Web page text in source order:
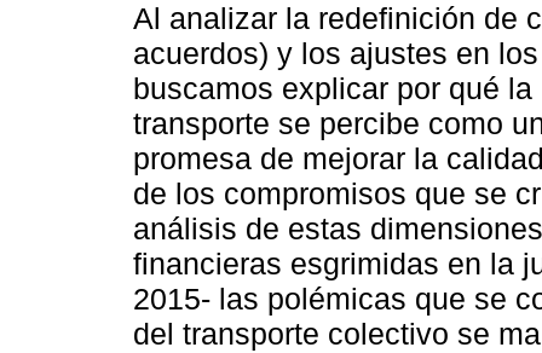
Al analizar la redefinición de
acuerdos) y los ajustes en
buscamos explicar por qué
transporte se percibe como
promesa de mejorar la
de los compromisos que se
análisis de estas
financieras esgrimidas en la
2015- las polémicas que se
del transporte colectivo se